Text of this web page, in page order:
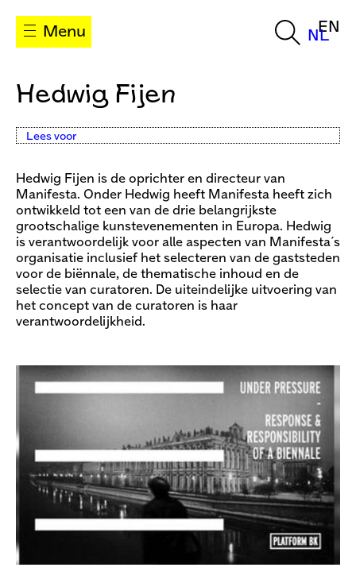
Menu NL
EN
Hedwig Fijen
Lees voor
Hedwig Fijen is de oprichter en directeur van
Manifesta. Onder Hedwig heeft Manifesta heeft zich
ontwikkeld tot een van de drie belangrijkste
grootschalige kunstevenementen in Europa. Hedwig
is verantwoordelijk voor alle aspecten van Manifesta´s
organisatie inclusief het selecteren van de gaststeden
voor de biënnale, de thematische inhoud en de
selectie van curatoren. De uiteindelijke uitvoering van
het concept van de curatoren is haar
verantwoordelijkheid.